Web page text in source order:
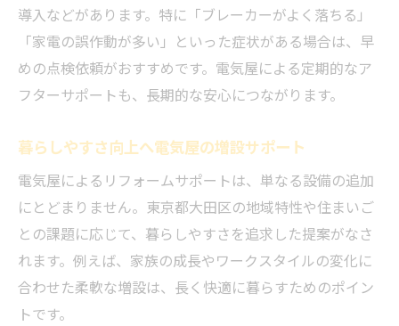
導入などがあります。特に「ブレーカーがよく落ちる」
「家電の誤作動が多い」といった症状がある場合は、早
めの点検依頼がおすすめです。電気屋による定期的なア
フターサポートも、長期的な安心につながります。
暮らしやすさ向上へ電気屋の増設サポート
電気屋によるリフォームサポートは、単なる設備の追加
にとどまりません。東京都大田区の地域特性や住まいご
との課題に応じて、暮らしやすさを追求した提案がなさ
れます。例えば、家族の成長やワークスタイルの変化に
合わせた柔軟な増設は、長く快適に暮らすためのポイン
トです。